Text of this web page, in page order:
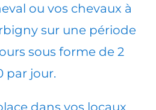
ou vos chevaux à
sur une période
sous forme de 2
par jour.
dans vos locaux